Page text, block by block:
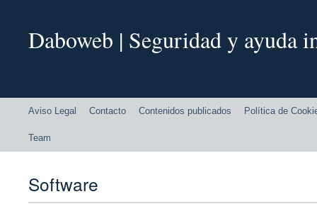
Daboweb | Seguridad y ayuda
Aviso Legal Contacto Contenidos publicados Política de
Team
Software